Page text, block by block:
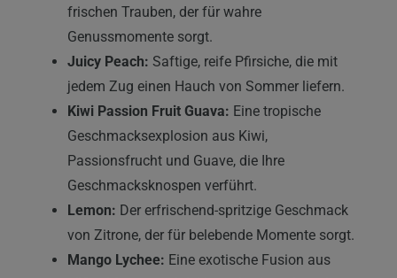
frischen Trauben, der für wahre
Genussmomente sorgt.
Juicy Peach: Saftige, reife Pfirsiche, die mit
jedem Zug einen Hauch von Sommer liefern.
Kiwi Passion Fruit Guava: Eine tropische
Geschmacksexplosion aus Kiwi,
Passionsfrucht und Guave, die Ihre
Geschmacksknospen verführt.
Lemon: Der erfrischend-spritzige Geschmack
von Zitrone, der für belebende Momente sorgt.
Mango Lychee: Eine exotische Fusion aus